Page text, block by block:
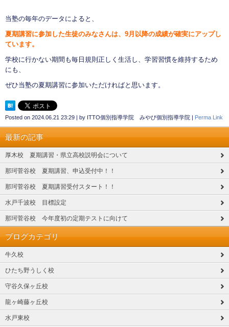
当塾の毎年のデータによると、
夏期講習に参加した生徒のみなさんは、9月以降の成績が確実にアップし
ています。
学校に行かない期間も毎日規則正しく生活し、学習習慣を維持するため
にも、
ぜひ当塾の夏期講習に参加いただければと思います。
Posted on 2024.06.21 23:29 | by ITTO個別指導学院 みやび個別指導学院 | Perma Link
最新の記事
厚木校 夏期講習・県立高校説明会について
那珂菅谷校 夏期講習、申込受付中！！
那珂菅谷校 夏期講習受付スタート！！
水戸千波校 目標設定
那珂菅谷校 今年度初の定期テストに向けて
ブログカテゴリ
牛久校
ひたち野うしく校
守谷久保ヶ丘校
龍ヶ崎藤ヶ丘校
水戸東校